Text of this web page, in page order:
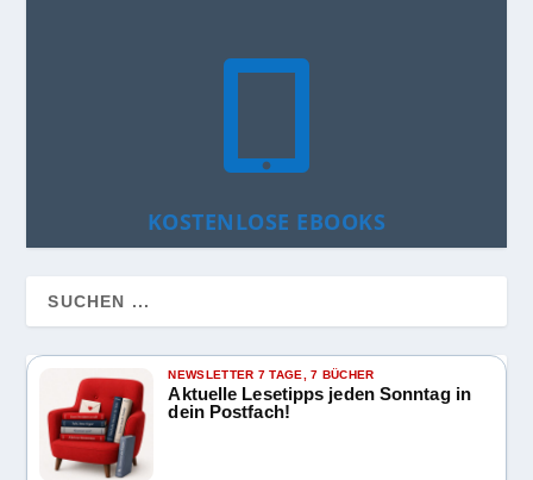
KOSTENLOSE EBOOKS
NEWSLETTER 7 TAGE, 7 BÜCHER
Aktuelle Lesetipps jeden Sonntag in
dein Postfach!